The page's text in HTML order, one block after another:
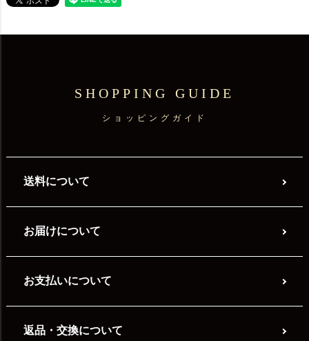
SHOPPING GUIDE
ショッピングガイド
送料について
お届けについて
お支払いについて
返品・交換について